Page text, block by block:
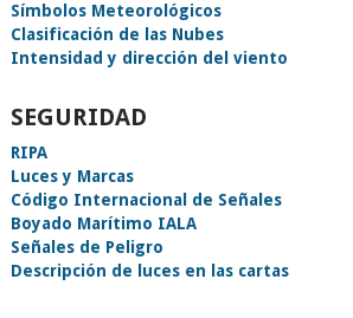
Símbolos Meteorológicos
Clasificación de las Nubes
Intensidad y dirección del viento
SEGURIDAD
RIPA
Luces y Marcas
Código Internacional de Señales
Boyado Marítimo IALA
Señales de Peligro
Descripción de luces en las cartas